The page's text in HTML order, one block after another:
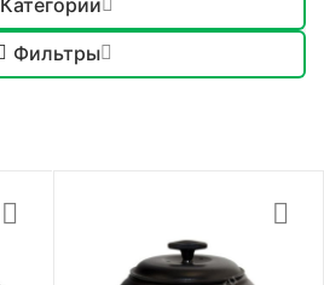
Категории
Фильтры